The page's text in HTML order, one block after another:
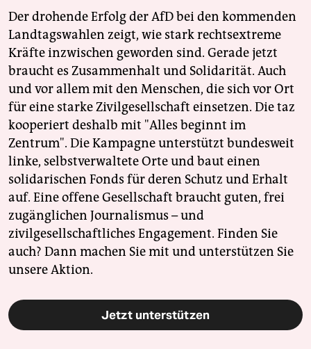
Der drohende Erfolg der AfD bei den kommenden
Landtagswahlen zeigt, wie stark rechtsextreme
Kräfte inzwischen geworden sind. Gerade jetzt
braucht es Zusammenhalt und Solidarität. Auch
und vor allem mit den Menschen, die sich vor Ort
für eine starke Zivilgesellschaft einsetzen. Die taz
kooperiert deshalb mit "Alles beginnt im
Zentrum". Die Kampagne unterstützt bundesweit
linke, selbstverwaltete Orte und baut einen
solidarischen Fonds für deren Schutz und Erhalt
auf. Eine offene Gesellschaft braucht guten, frei
zugänglichen Journalismus – und
zivilgesellschaftliches Engagement. Finden Sie
auch? Dann machen Sie mit und unterstützen Sie
unsere Aktion.
Jetzt unterstützen